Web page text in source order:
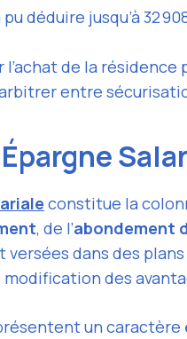
déduire jusqu’à 32
l’achat de la
entre
constitue la
, de l’abondement
dans des
des
un caractère